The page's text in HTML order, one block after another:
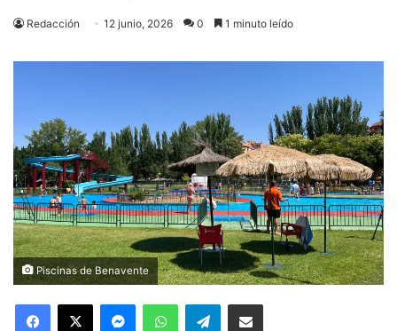
Redacción 12 junio, 2026 0 1 minuto leído
Piscinas de Benavente
Facebook
X MessengerWhatsAppTelegramCompartir via Email